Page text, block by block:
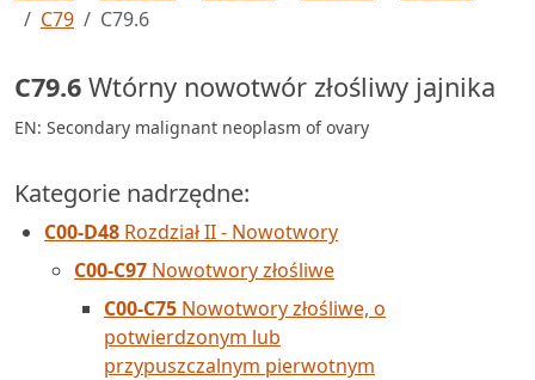
C79
C79.6
C79.6 Wtórny nowotwór złośliwy jajnika
EN: Secondary malignant neoplasm of ovary
Kategorie nadrzędne:
C00-D48 Rozdział II - Nowotwory
C00-C97 Nowotwory złośliwe
C00-C75 Nowotwory złośliwe, o
potwierdzonym lub
przypuszczalnym pierwotnym